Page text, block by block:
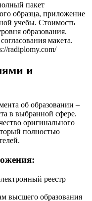
пакет
образца, приложение
учебы. Стоимость
образования.
макета.
radiplomy.com/
и
об образовании –
в выбранной сфере.
оригинального
полностью
реестр
высшего образования